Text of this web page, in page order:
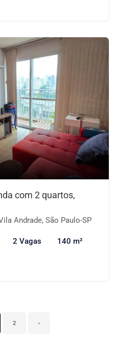
com 2 quartos,
Andrade, São Paulo-SP
2 Vagas 140 m²
2 ›